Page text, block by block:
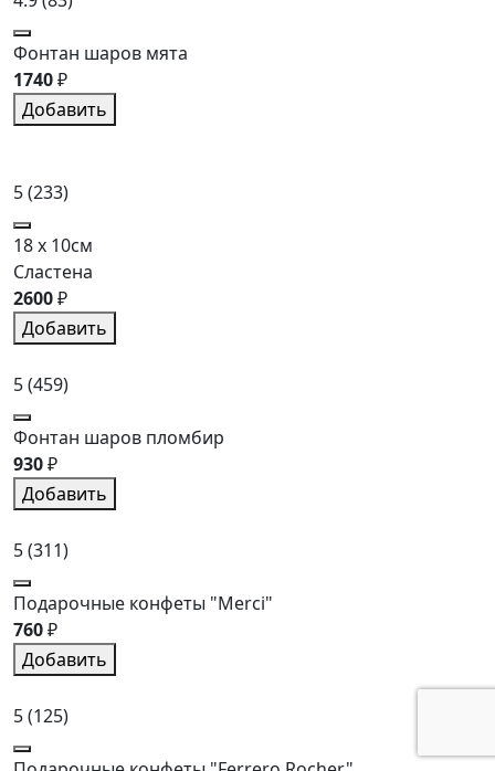
Фонтан шаров мята
1740₽
Добавить
5(233)
18 x 10см
Сластена
2600₽
Добавить
5(459)
Фонтан шаров пломбир
930₽
Добавить
5(311)
Подарочные конфеты "Merci"
760₽
Добавить
5(125)